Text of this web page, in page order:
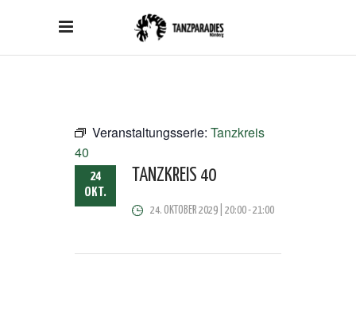
Veranstaltungsserie: Tanzkreis
40
24
OKT.
TANZKREIS 40
24. OKTOBER 2029 | 20:00-21:00